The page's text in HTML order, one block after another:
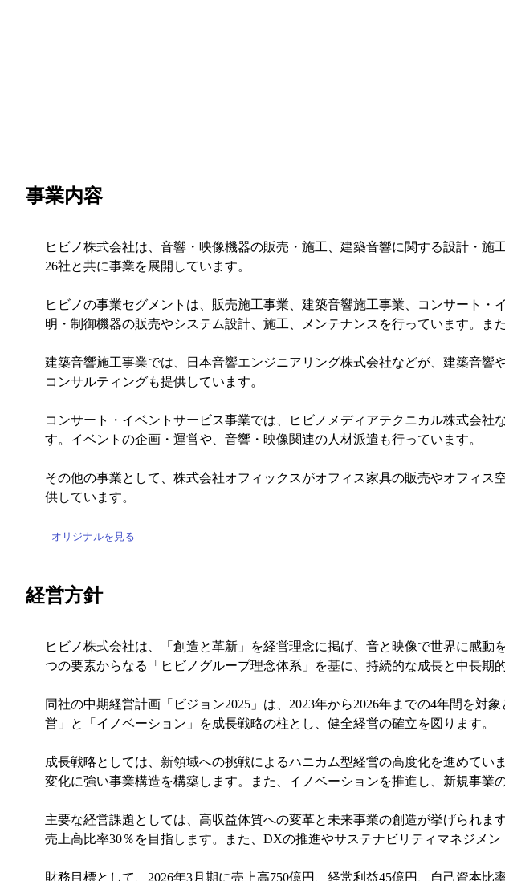
事業内容
ヒビノ株式会社は、音響・映像機器の販売・施工、建築音響に関する設計・
26社と共に事業を展開しています。
ヒビノの事業セグメントは、販売施工事業、建築音響施工事業、コンサート
明・制御機器の販売やシステム設計、施工、メンテナンスを行っています。ま
建築音響施工事業では、日本音響エンジニアリング株式会社などが、建築音
コンサルティングも提供しています。
コンサート・イベントサービス事業では、ヒビノメディアテクニカル株式会
す。イベントの企画・運営や、音響・映像関連の人材派遣も行っています。
その他の事業として、株式会社オフィックスがオフィス家具の販売やオフィ
供しています。
オリジナルを見る
経営方針
ヒビノ株式会社は、「創造と革新」を経営理念に掲げ、音と映像で世界に感
つの要素からなる「ヒビノグループ理念体系」を基に、持続的な成長と中長期
同社の中期経営計画「ビジョン2025」は、2023年から2026年までの4年間を
営」と「イノベーション」を成長戦略の柱とし、健全経営の確立を図ります。
成長戦略としては、新領域への挑戦によるハニカム型経営の高度化を進めて
変化に強い事業構造を構築します。また、イノベーションを推進し、新規事業
主要な経営課題としては、高収益体質への変革と未来事業の創造が挙げられ
売上高比率30％を目指します。また、DXの推進やサステナビリティマネジメン
財務目標として、2026年3月期に売上高750億円、経常利益45億円、自己資本